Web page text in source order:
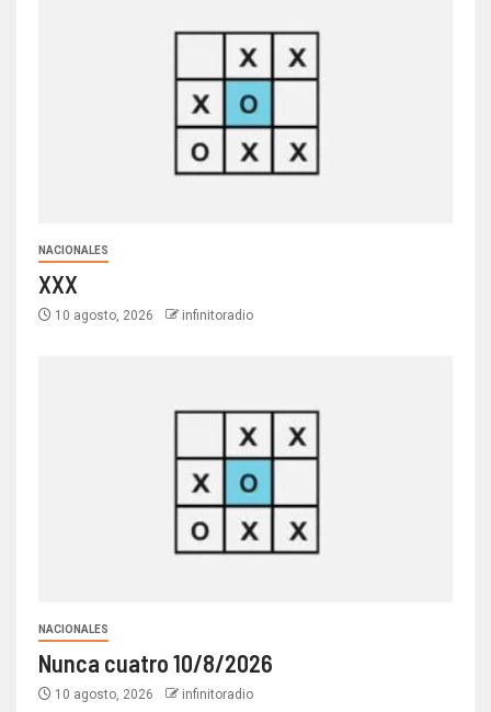
NACIONALES
XXX
10 agosto, 2026 infinitoradio
NACIONALES
Nunca cuatro 10/8/2026
10 agosto, 2026 infinitoradio